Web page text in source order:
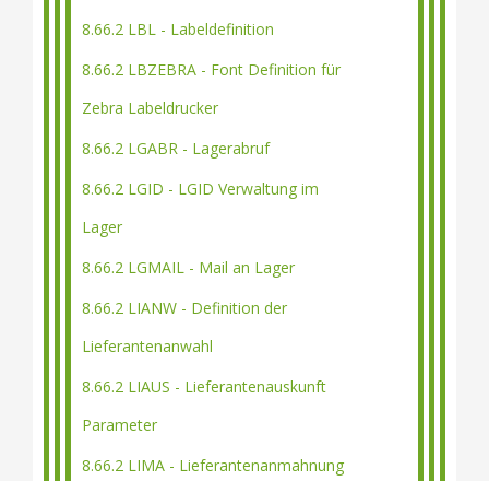
8.66.2 LBL - Labeldefinition
8.66.2 LBZEBRA - Font Definition für
Zebra Labeldrucker
8.66.2 LGABR - Lagerabruf
8.66.2 LGID - LGID Verwaltung im
Lager
8.66.2 LGMAIL - Mail an Lager
8.66.2 LIANW - Definition der
Lieferantenanwahl
8.66.2 LIAUS - Lieferantenauskunft
Parameter
8.66.2 LIMA - Lieferantenanmahnung